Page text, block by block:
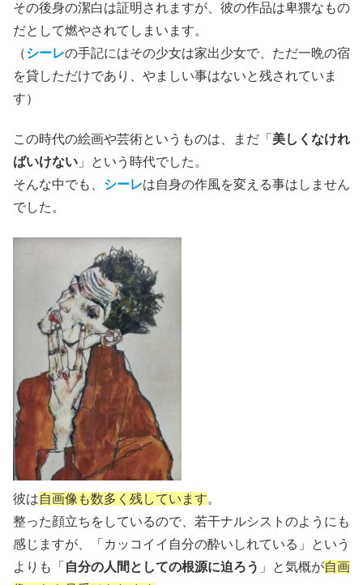
その後身の潔白は証明されますが、彼の作品は卑猥なもの
だとして燃やされてしまいます。
（シーレの手記にはその少女は家出少女で、ただ一晩の宿
を貸しただけであり、やましい事はないと残されていま
す）
この時代の絵画や芸術というものは、まだ「 美しくなけれ
ばいけない 」という時代でした。
そんな中でも、 シーレは自身の作風を変える事はしません
でした。
彼は自画像も数多く残しています。
整った顔立ちをしているので、若干ナルシストのようにも
感じますが、「カッコイイ自分の酔いしれている」という
よりも「 自分の人間としての根源に迫ろう 」と気概が自画